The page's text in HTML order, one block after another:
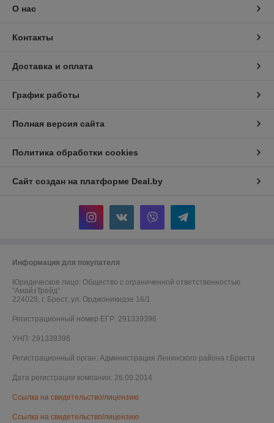
О нас
Контакты
Доставка и оплата
График работы
Полная версия сайта
Политика обработки cookies
Сайт создан на платформе Deal.by
Информация для покупателя
Юридическое лицо: Общество с ограниченной ответственностью
"АмайзТрейд"
224028, г. Брест, ул. Орджоникидзе 16/1
Регистрационный номер ЕГР: 291339396
УНП: 291339396
Регистрационный орган: Администрация Ленинского района г.Бреста
Дата регистрации компании: 26.09.2014
Ссылка на свидетельство/лицензию
Ссылка на свидетельство/лицензию